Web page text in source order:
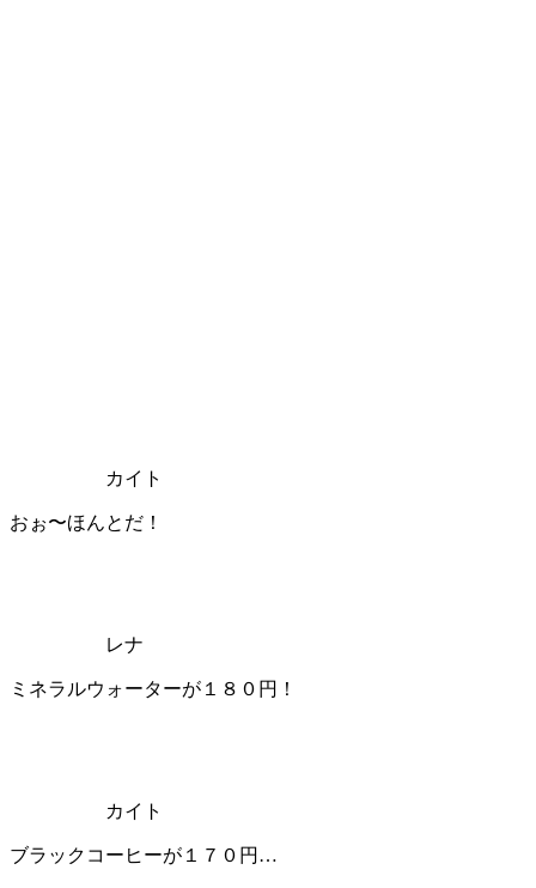
カイト
おぉ〜ほんとだ！
レナ
ミネラルウォーターが１８０円！
カイト
ブラックコーヒーが１７０円…